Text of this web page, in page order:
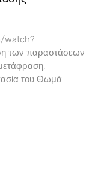
watch?
των παραστάσεων
του Θωμά